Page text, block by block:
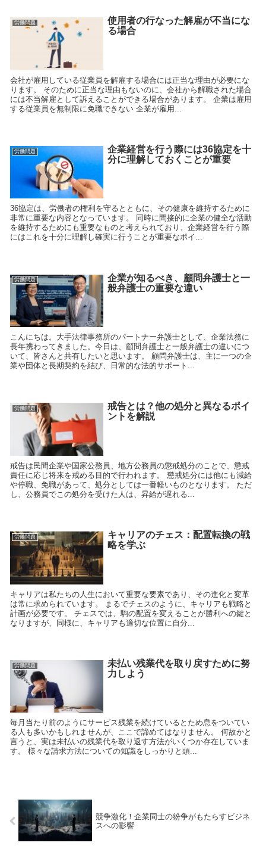
労働問題
使用者の行なった解雇が不当にな
る場合
会社が雇用している従業員を解雇する場合には正当な理由が必要にな
ります。 そのために正当な理由もないのに、会社から解職された場合
には不当解雇として訴えることができる場合があります。 企業は雇用
する従業員を無制限に免職できない 企業が雇用...
労働問題
企業経営を行う際には36協定を十
分に理解しておくことが重要
36協定は、労働者の権利を守るとともに、その健康を維持するために
非常に重要な内容となっています。 同時に間接的に企業の健全な活動
を維持するためにも重要なものと考えられており、企業経営を行う際
にはこれを十分に理解し確実に行うことが重要なポイ...
労働問題
企業が知るべき、顧問弁護士と一
般弁護士の重要な違い
こんにちは。大手法律事務所のパートナー弁護士として、企業法務に
長年携わってきました。今日は、顧問弁護士と一般弁護士の違いにつ
いて、皆さんと共有したいと思います。 顧問弁護士は、主に一つの企
業や団体と長期契約を結び、日常的な法的サポート...
労働問題
戒告とは？他の処分と異なるポイ
ントを解説
戒告は民間企業や国家公務員、地方公務員の懲戒処分のことで、懲戒
責任に応じ将来を戒める目的で行われます。 懲戒処分には他にも減給
や停職、免職があって、処分としては一番軽いものとなります。 ただ
し、公務員でこの処分を受けた人は、昇給が遅れる...
労働問題
キャリアのチェス：配置転換の戦
略を学ぶ
キャリアは私たちの人生において重要な要素であり、その進化と変革
は常に求められています。 まるでチェスのように、キャリアも戦略と
計画が必要です。 チェスでは、駒の配置を変えることが勝利への鍵と
なりますが、同様に、キャリアも適切な位置に自分...
労働問題
未払い残業代を取り戻すために努
力しよう
毎月当たり前のようにサービス残業を続けているとため息をついてい
る人も多いかもしれませんが、ここで諦めてはなりません。 何故かと
言うと、実は未払いの残業代を取り返す方法がいくつか存在していま
す。 様々な請求方法についての知識をしっかりと頭...
競争激化！企業同士の紛争がもたらすビジネ
スへの影響